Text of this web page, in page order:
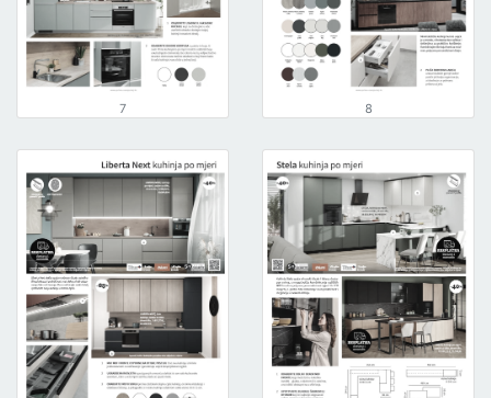
7 8